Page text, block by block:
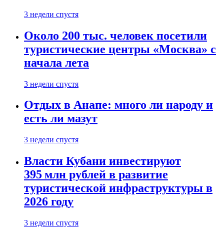
3 недели спустя
Около 200 тыс. человек посетили
туристические центры «Москва» с
начала лета
3 недели спустя
Отдых в Анапе: много ли народу и
есть ли мазут
3 недели спустя
Власти Кубани инвестируют
395 млн рублей в развитие
туристической инфраструктуры в
2026 году
3 недели спустя